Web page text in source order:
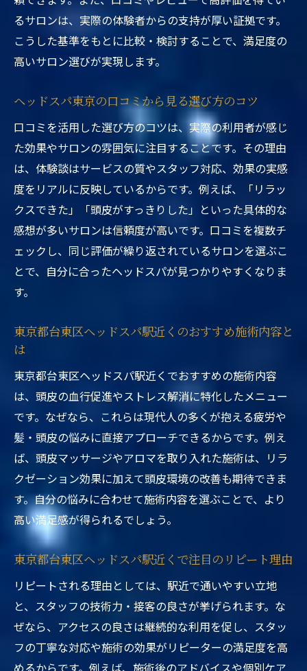
るサロンは、実際の体験者からの支持が厚い証拠です。
こうした基準をもとに比較・検討することで、満足度の
高いサロン選びが実現します。
ヘッドスパ東京の口コミから見る選び方のコツ
口コミを活用した選び方のコツは、実際の利用者が感じ
た効果やサロンの雰囲気に注目することです。その理由
は、体験談はサービスの質やスタッフ対応、効果の実感
度をリアルに反映しているからです。例えば、「リラッ
クスできた」「頭皮がすっきりした」といった具体的な
感想が多いサロンは信頼度が高いです。口コミを複数チ
ェックし、同じ評価が繰り返されているサロンを選ぶこ
とで、自分に合ったヘッドスパが見つかりやすくなりま
す。
東京都台東区ヘッドスパ駅近くのおすすめ施術内容と
は
東京都台東区ヘッドスパ駅近くでおすすめの施術内容
は、頭皮の血行促進やストレス解消に特化したメニュー
です。なぜなら、これらは現代人の多くが抱える疲労や
髪・頭皮の悩みに直接アプローチできるからです。例え
ば、頭皮マッサージやアロマを取り入れた施術は、リラ
クゼーション効果に加えて頭皮環境の改善も期待できま
す。自分の悩みに合わせて施術内容を選ぶことで、より
高い満足感が得られるでしょう。
東京都台東区ヘッドスパ駅近くで注目のリピート理由
リピートされる理由としては、駅近で通いやすい立地
と、スタッフの技術力・接客の良さが挙げられます。な
ぜなら、アクセスの良さは継続的な利用を促し、スタッ
フの丁寧な対応や施術の効果がリピーターの満足度を高
めるからです。例えば、施術後のアドバイスや個別ケア